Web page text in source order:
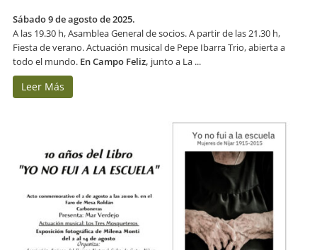
Sábado 9 de agosto de 2025.
A las 19.30 h, Asamblea General de socios. A partir de las 21.30 h,
Fiesta de verano. Actuación musical de Pepe Ibarra Trio, abierta a
todo el mundo. En Campo Feliz, junto a La ...
Leer Más